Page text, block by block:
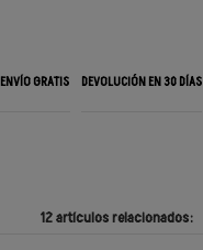
ENVÍO GRATIS DEVOLUCIÓN EN 30 DÍAS
12 artículos relacionados: